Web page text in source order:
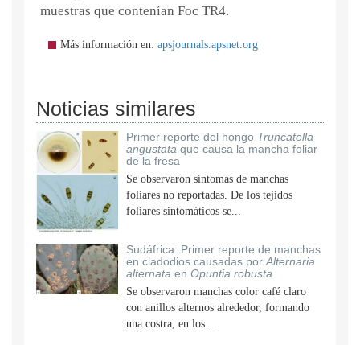
muestras que contenían Foc TR4.
Más información en: apsjournals.apsnet.org
Noticias similares
Primer reporte del hongo Truncatella
angustata que causa la mancha foliar
de la fresa
Se observaron síntomas de manchas
foliares no reportadas. De los tejidos
foliares sintomáticos se...
Sudáfrica: Primer reporte de manchas
en cladodios causadas por Alternaria
alternata en Opuntia robusta
Se observaron manchas color café claro
con anillos alternos alrededor, formando
una costra, en los...